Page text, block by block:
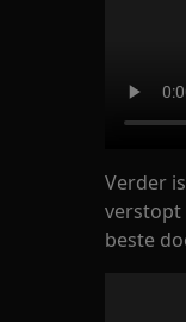
Verder
verstopt
beste